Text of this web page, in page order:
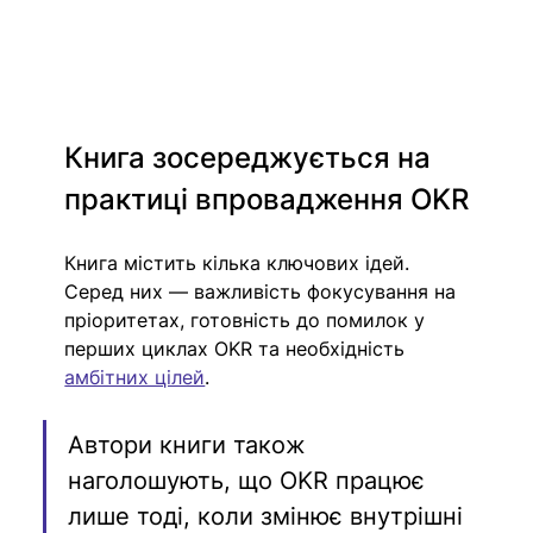
Книга зосереджується на
практиці впровадження OKR
Книга містить кілька ключових ідей.
Серед них — важливість фокусування на
пріоритетах, готовність до помилок у
перших циклах OKR та необхідність
амбітних цілей.
Автори книги також
наголошують, що OKR працює
лише тоді, коли змінює внутрішні